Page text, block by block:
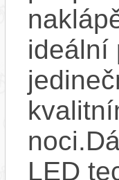
ideální
LED